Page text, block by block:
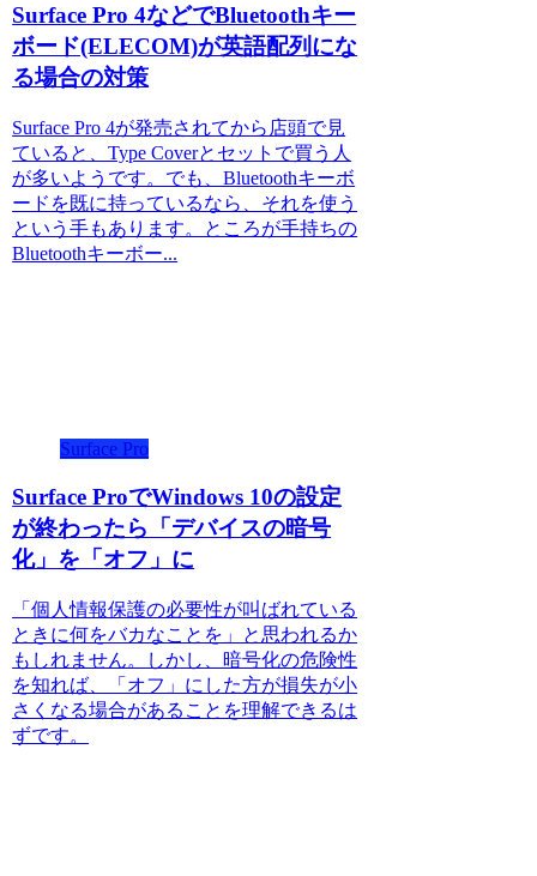
Surface Pro 4などでBluetoothキー
ボード(ELECOM)が英語配列にな
る場合の対策
Surface Pro 4が発売されてから店頭で見
ていると、Type Coverとセットで買う人
が多いようです。でも、Bluetoothキーボ
ードを既に持っているなら、それを使う
という手もあります。ところが手持ちの
Bluetoothキーボー...
Surface Pro
Surface ProでWindows 10の設定
が終わったら「デバイスの暗号
化」を「オフ」に
「個人情報保護の必要性が叫ばれている
ときに何をバカなことを」と思われるか
もしれません。しかし、暗号化の危険性
を知れば、「オフ」にした方が損失が小
さくなる場合があることを理解できるは
ずです。